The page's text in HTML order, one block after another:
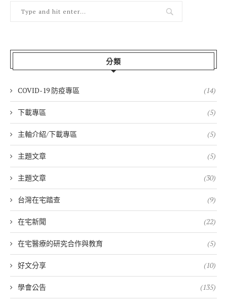
分類
COVID-19 防疫專區 (14)
下載專區 (5)
主軸介紹/下載專區 (5)
主題文章 (5)
主題文章 (30)
台灣在宅踏查 (9)
在宅新聞 (22)
在宅醫療的研究合作與教育 (5)
好文分享 (10)
學會公告 (135)